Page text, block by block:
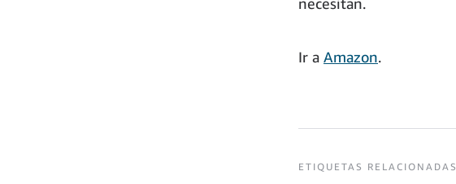
Ir a Amazon.
ETIQUETAS RELACIONADAS